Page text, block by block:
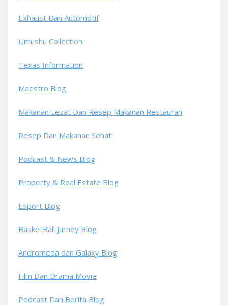
Exhaust Dan Automotif
Umushu Collection
Texas Information
Maestro Blog
Makanan Lezat Dan Resep Makanan Restauran
Resep Dan Makanan Sehat
Podcast & News Blog
Property & Real Estate Blog
Esport Blog
BasketBall Jurney Blog
Andromeda dan Galaxy Blog
Film Dan Drama Movie
Podcast Dan Berita Blog